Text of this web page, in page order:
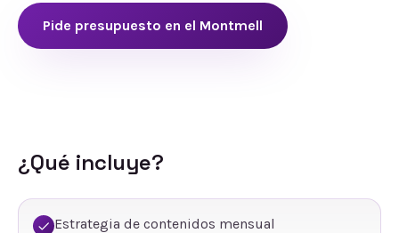
Pide presupuesto en el Montmell
¿Qué incluye?
Estrategia de contenidos mensual